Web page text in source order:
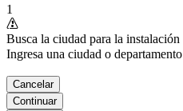
1
Busca la ciudad para la instalación
Ingresa una ciudad o departamento
Cancelar
Continuar